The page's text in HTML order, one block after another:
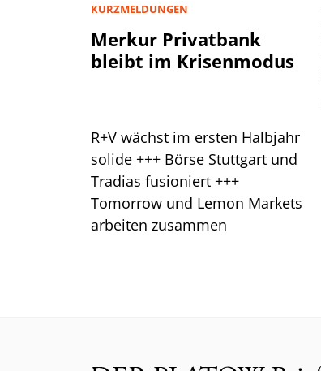
KURZMELDUNGEN
Merkur Privatbank
bleibt im Krisenmodus
R+V wächst im ersten Halbjahr
solide +++ Börse Stuttgart und
Tradias fusioniert +++
Tomorrow und Lemon Markets
arbeiten zusammen